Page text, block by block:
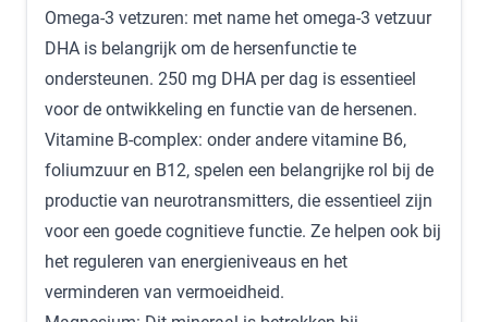
Omega-3 vetzuren: met name het omega-3 vetzuur
DHA is belangrijk om de hersenfunctie te
ondersteunen. 250 mg DHA per dag is essentieel
voor de ontwikkeling en functie van de hersenen.
Vitamine B-complex: onder andere vitamine B6,
foliumzuur en B12, spelen een belangrijke rol bij de
productie van neurotransmitters, die essentieel zijn
voor een goede cognitieve functie. Ze helpen ook bij
het reguleren van energieniveaus en het
verminderen van vermoeidheid.